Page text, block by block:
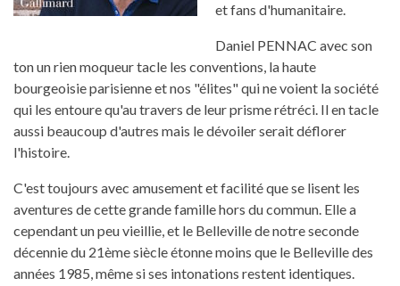
et fans d'humanitaire.
Daniel PENNAC avec son
ton un rien moqueur tacle les conventions, la haute
bourgeoisie parisienne et nos "élites" qui ne voient la société
qui les entoure qu'au travers de leur prisme rétréci. Il en tacle
aussi beaucoup d'autres mais le dévoiler serait déflorer
l'histoire.
C'est toujours avec amusement et facilité que se lisent les
aventures de cette grande famille hors du commun. Elle a
cependant un peu vieillie, et le Belleville de notre seconde
décennie du 21ème siècle étonne moins que le Belleville des
années 1985, même si ses intonations restent identiques.